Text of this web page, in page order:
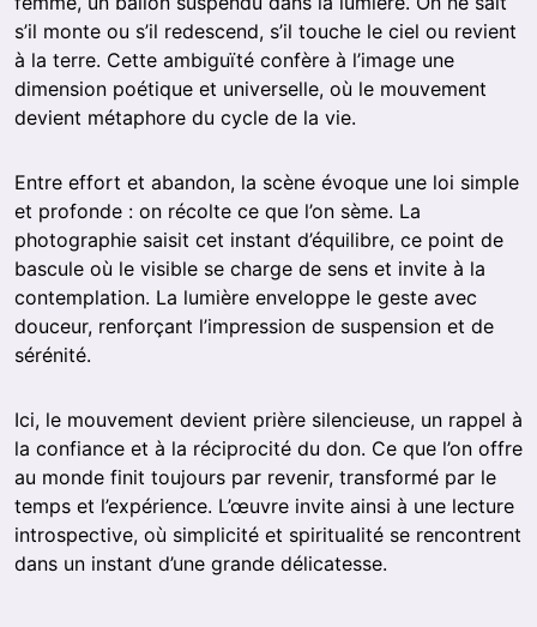
s’il monte ou s’il redescend, s’il touche le ciel ou revient
à la terre. Cette ambiguïté confère à l’image une
dimension poétique et universelle, où le mouvement
devient métaphore du cycle de la vie.
Entre effort et abandon, la scène évoque une loi simple
et profonde : on récolte ce que l’on sème. La
photographie saisit cet instant d’équilibre, ce point de
bascule où le visible se charge de sens et invite à la
contemplation. La lumière enveloppe le geste avec
douceur, renforçant l’impression de suspension et de
sérénité.
Ici, le mouvement devient prière silencieuse, un rappel à
la confiance et à la réciprocité du don. Ce que l’on offre
au monde finit toujours par revenir, transformé par le
temps et l’expérience. L’œuvre invite ainsi à une lecture
introspective, où simplicité et spiritualité se rencontrent
dans un instant d’une grande délicatesse.